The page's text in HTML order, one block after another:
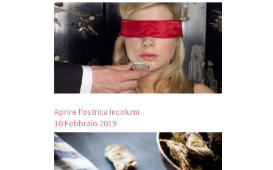
Aprire l’ostrica Incolumi
10 Febbraio 2019